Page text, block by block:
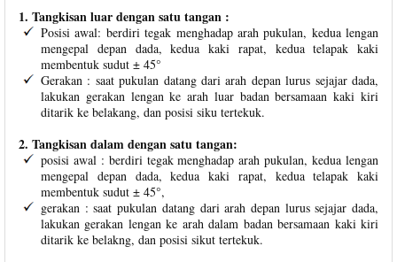
1. Tangkisan luar dengan satu tangan :
Posisi awal: berdiri tegak menghadap arah pukulan, kedua lengan
mengepal depan dada, kedua kaki rapat, kedua telapak kaki
membentuk sudut ± 45°
Gerakan : saat pukulan datang dari arah depan lurus sejajar dada,
lakukan gerakan lengan ke arah luar badan bersamaan kaki kiri
ditarik ke belakang, dan posisi siku tertekuk.
2. Tangkisan dalam dengan satu tangan:
posisi awal : berdiri tegak menghadap arah pukulan, kedua lengan
mengepal depan dada, kedua kaki rapat, kedua telapak kaki
membentuk sudut ± 45°,
gerakan : saat pukulan datang dari arah depan lurus sejajar dada,
lakukan gerakan lengan ke arah dalam badan bersamaan kaki kiri
ditarik ke belakng, dan posisi sikut tertekuk.